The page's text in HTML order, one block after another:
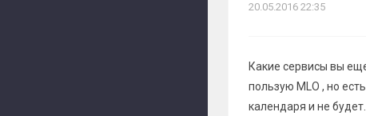
20.05.2016 22:35
Какие сервисы вы
пользую MLO , но
календаря и не будет.